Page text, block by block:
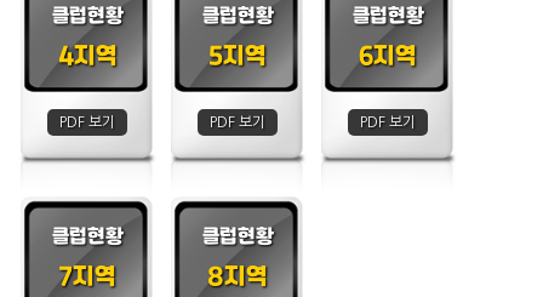
클럽현황
4지역
PDF 보기
클럽현황
5지역
PDF 보기
클럽현황
6지역
PDF 보기
클럽현황
7지역
클럽현황
8지역